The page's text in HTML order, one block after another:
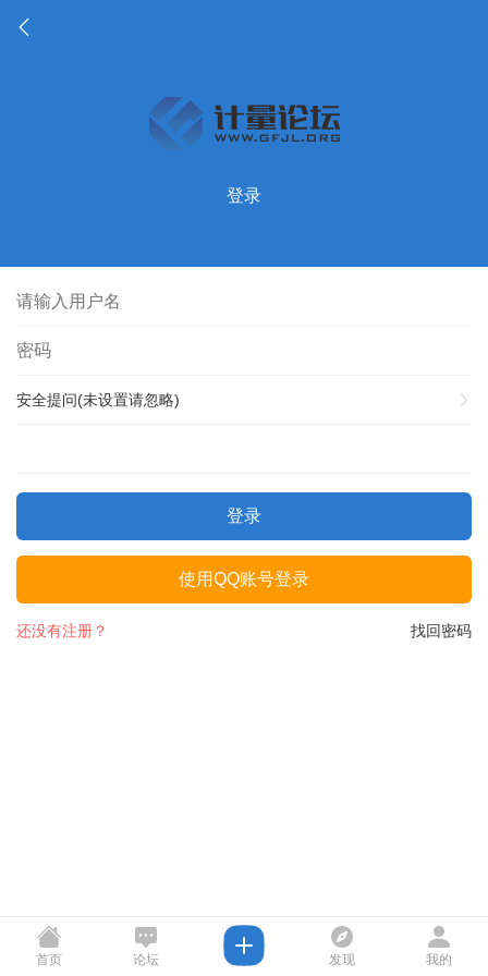
登录
安全提问(未设置请忽略)
登录
使用QQ账号登录
找回密码
还没有注册？
首页 论坛 发现 我的